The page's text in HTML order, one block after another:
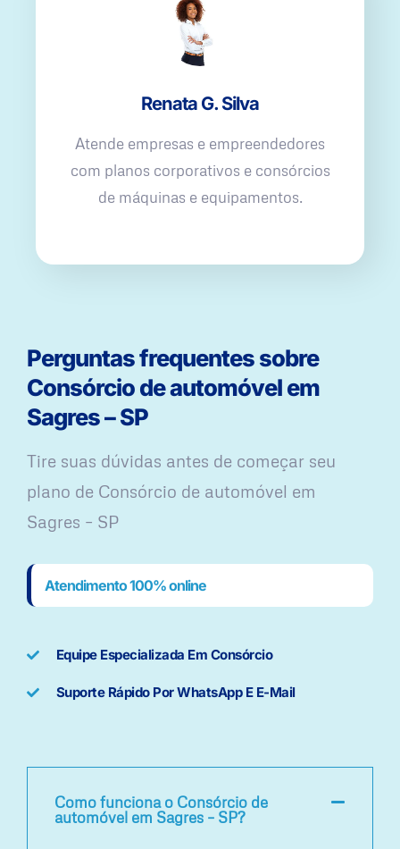
Renata G. Silva
Atende empresas e empreendedores
com planos corporativos e consórcios
de máquinas e equipamentos.
Perguntas frequentes sobre
Consórcio de automóvel em
Sagres – SP
Tire suas dúvidas antes de começar seu
plano ​de Consórcio de automóvel em
Sagres – SP
Atendimento 100% online
Equipe Especializada Em Consórcio
Suporte Rápido Por WhatsApp E E-Mail
Como funciona o Consórcio de
automóvel em Sagres – SP?